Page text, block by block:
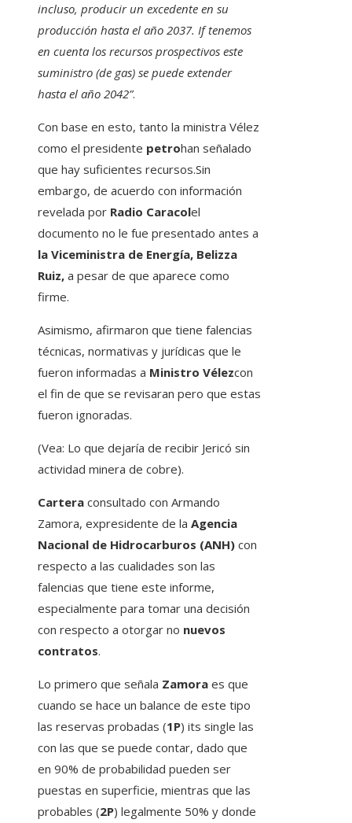
incluso, producir un excedente en su
producción hasta el año 2037. If tenemos
en cuenta los recursos prospectivos este
suministro (de gas) se puede extender
hasta el año 2042”.
Con base en esto, tanto la ministra Vélez
como el presidente petrohan señalado
que hay suficientes recursos.Sin
embargo, de acuerdo con información
revelada por Radio Caracolel
documento no le fue presentado antes a
la Viceministra de Energía, Belizza
Ruiz, a pesar de que aparece como
firme.
Asimismo, afirmaron que tiene falencias
técnicas, normativas y jurídicas que le
fueron informadas a Ministro Vélezcon
el fin de que se revisaran pero que estas
fueron ignoradas.
(Vea: Lo que dejaría de recibir Jericó sin
actividad minera de cobre).
Cartera consultado con Armando
Zamora, expresidente de la Agencia
Nacional de Hidrocarburos (ANH) con
respecto a las cualidades son las
falencias que tiene este informe,
especialmente para tomar una decisión
con respecto a otorgar no nuevos
contratos.
Lo primero que señala Zamora es que
cuando se hace un balance de este tipo
las reservas probadas (1P) its single las
con las que se puede contar, dado que
en 90% de probabilidad pueden ser
puestas en superficie, mientras que las
probables (2P) legalmente 50% y donde